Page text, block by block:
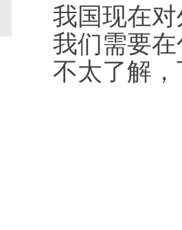
我国现在
我们需要
不太了解